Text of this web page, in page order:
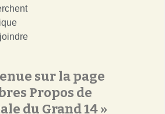
sur la page
Propos de
du Grand 14 »